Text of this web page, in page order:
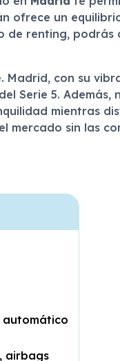
ofrece un
de renting,
con su
Serie 5. Además,
mientras
mercado sin las
automático
airbags